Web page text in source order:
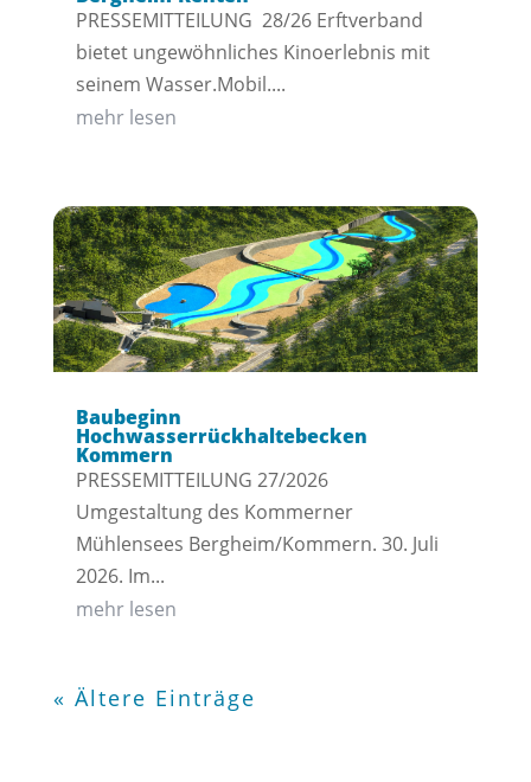
PRESSEMITTEILUNG 28/26 Erftverband
bietet ungewöhnliches Kinoerlebnis mit
seinem Wasser.Mobil....
mehr lesen
Baubeginn
Hochwasserrückhaltebecken
Kommern
PRESSEMITTEILUNG 27/2026
Umgestaltung des Kommerner
Mühlensees Bergheim/Kommern. 30. Juli
2026. Im...
mehr lesen
« Ältere Einträge